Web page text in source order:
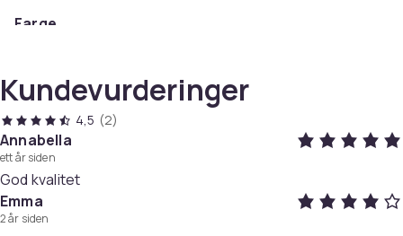
Farge
32 EU (EU)
Artikkel nr.
8b7dd612-2445-4e29-b3b0-e10df8ba8bac
Produktsikkerhetsinformasjon
Kundevurderinger
4,5 (2)
Annabella
ett år siden
God kvalitet
Emma
2 år siden